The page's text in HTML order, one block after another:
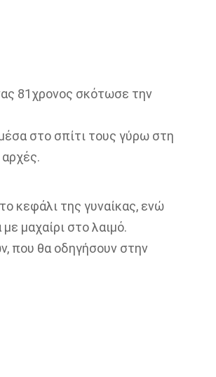
81χρονος σκότωσε την
στο σπίτι τους γύρω στη
αρχές.
κεφάλι της γυναίκας, ενώ
μαχαίρι στο λαιμό.
που θα οδηγήσουν στην